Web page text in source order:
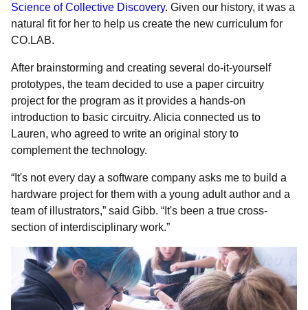
Science of Collective Discovery. Given our history, it was a
natural fit for her to help us create the new curriculum for
CO.LAB.
After brainstorming and creating several do-it-yourself
prototypes, the team decided to use a paper circuitry
project for the program as it provides a hands-on
introduction to basic circuitry. Alicia connected us to
Lauren, who agreed to write an original story to
complement the technology.
“It's not every day a software company asks me to build a
hardware project for them with a young adult author and a
team of illustrators,” said Gibb. “It's been a true cross-
section of interdisciplinary work.”